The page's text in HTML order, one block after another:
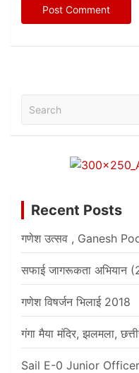
Recent Posts
गणेश उत्सव , Ganesh
सफाई जागरूकता
गणेश विषर्जन भिलाई 2018
गंगा मैया मंदिर, झलमला,
Sail E-0 Junior